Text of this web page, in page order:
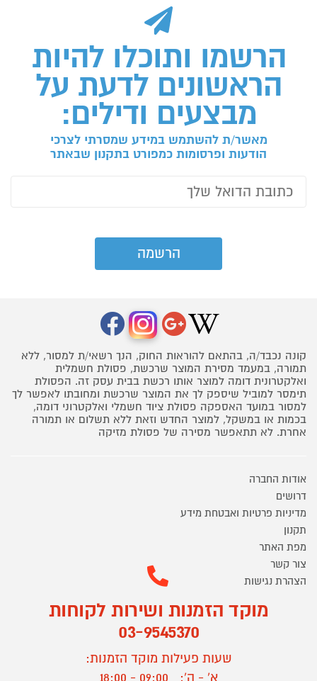
הרשמו ותוכלו להיות
הראשונים לדעת על
מבצעים ודילים:
מאשר/ת להשתמש במידע שמסרתי לצרכי
הודעות ופרסומות כמפורט בתקנון שבאתר
קונה נכבד/ה, בהתאם להוראות החוק, הנך רשאי/ת למסור, ללא
תמורה, במעמד מסירת המוצר שרכשת, פסולת חשמלית
ואלקטרונית דומה למוצר אותו רכשת בבית עסק זה. הפסולת
תימסר למוביל שיספק לך את המוצר שרכשת ומחובתו לאפשר לך
למסור במועד האספקה פסולת ציוד חשמלי ואלקטרוני דומה,
בכמות או במשקל, למוצר החדש וזאת ללא תשלום או תמורה
אחרת. לא תתאפשר מסירה של פסולת מזיקה
אודות החברה
דרושים
מדיניות פרטיות ואבטחת מידע
תקנון
מפת האתר
צור קשר
הצהרת נגישות
מוקד הזמנות ושירות לקוחות
03-9545370
שעות פעילות מוקד הזמנות:
א' - ה':
09:00 - 18:00